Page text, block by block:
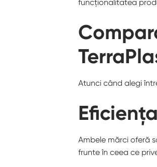
funcționalitatea
Atunci când alegi
Ambele mărci oferă
frunte în ceea ce